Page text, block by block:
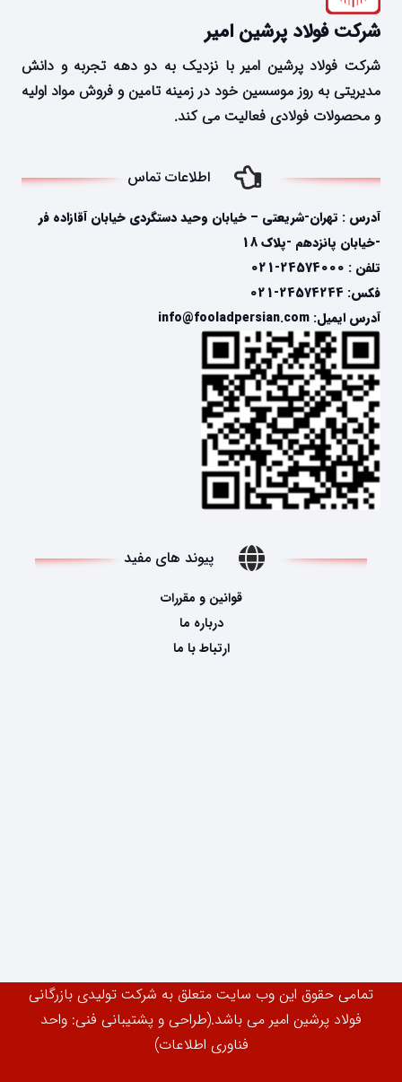
شرکت فولاد پرشین امیر
شرکت فولاد پرشین امیر با نزدیک به دو دهه تجربه و دانش
مدیریتی به روز موسسین خود در زمینه تامین و فروش مواد اولیه
و محصولات فولادی فعالیت می کند.
اطلاعات تماس
آدرس : تهران-شریعتی – خیابان وحید دستگردی خیابان آقازاده فر
-خیابان پانزدهم -پلاک 18
تلفن : 24574000-021
فکس: 24574244-021
آدرس ایمیل: info@fooladpersian.com
پیوند های مفید
قوانین و مقررات
درباره ما
ارتباط با ما
تمامی حقوق این وب سایت متعلق به شرکت تولیدی بازرگانی
فولاد پرشین امیر می باشد.(طراحی و پشتیبانی فنی: واحد
فناوری اطلاعات)